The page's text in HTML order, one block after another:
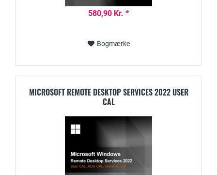
580,90 Kr. *
Bogmærke
MICROSOFT REMOTE DESKTOP SERVICES 2022 USER
CAL